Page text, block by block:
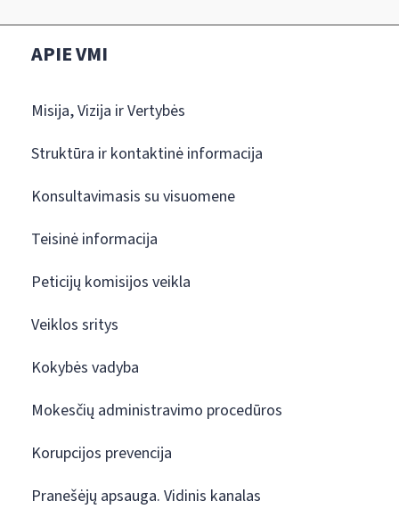
APIE VMI
Misija, Vizija ir Vertybės
Struktūra ir kontaktinė informacija
Konsultavimasis su visuomene
Teisinė informacija
Peticijų komisijos veikla
Veiklos sritys
Kokybės vadyba
Mokesčių administravimo procedūros
Korupcijos prevencija
Pranešėjų apsauga. Vidinis kanalas